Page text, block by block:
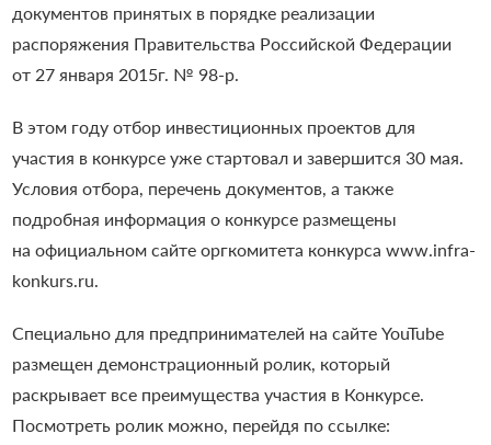
документов принятых в порядке реализации
распоряжения Правительства Российской Федерации
от 27 января 2015г. № 98-р.
В этом году отбор инвестиционных проектов для
участия в конкурсе уже стартовал и завершится 30 мая.
Условия отбора, перечень документов, а также
подробная информация о конкурсе размещены
на официальном сайте оргкомитета конкурса www.infra-
konkurs.ru.
Специально для предпринимателей на сайте YouTube
размещен демонстрационный ролик, который
раскрывает все преимущества участия в Конкурсе.
Посмотреть ролик можно, перейдя по ссылке: